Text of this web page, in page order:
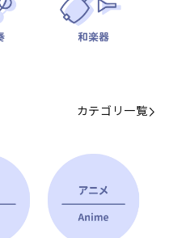
カテゴリ一覧